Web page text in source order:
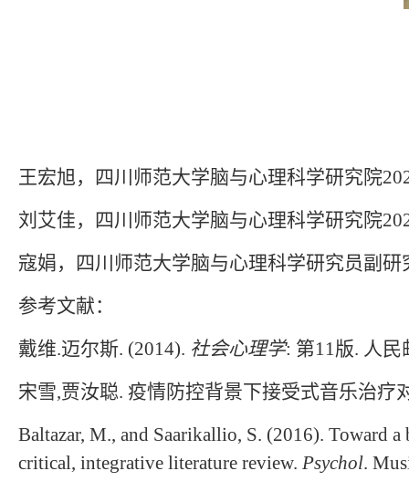
王宏旭，四川师范大学脑与心理科学研究院
刘艾佳，四川师范大学脑与心理科学研究院
寇娟，四川师范大学脑与心理科学研究员副
参考文献：
戴维.迈尔斯. (2014). 社会心理学: 第11版. 人民
宋雪,贾汝聪. 疫情防控背景下接受式音乐治疗
Baltazar, M., and Saarikallio, S. (2016). Toward
critical, integrative literature review. Psychol.